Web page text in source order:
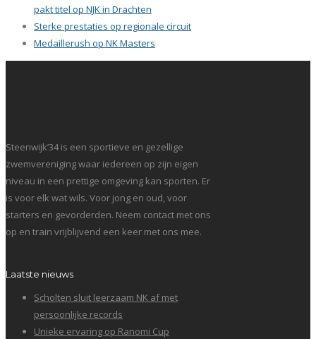
pakt titel op NJK in Drachten
Sterke prestaties op regionale circuit
Medaillerush op NK Masters
Steenwijk’34 is een sportieve en gezellige
zwemvereniging waar iedereen op zijn eigen
niveau in een prettige omgeving kan sporten. Er
is voor elk wat wils. Voor jong en oud, voor
starters en gevorderden. Neem contact met ons
op en train vrijblijvend een keer met ons mee.
Laatste nieuws
Scholten sluit leerzaam NK af met
persoonlijke records
Unieke ervaring op Ranomi Cup